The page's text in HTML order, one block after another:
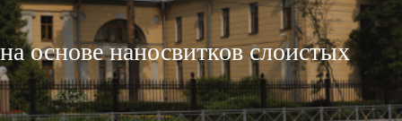
основе наносвитков слоистых